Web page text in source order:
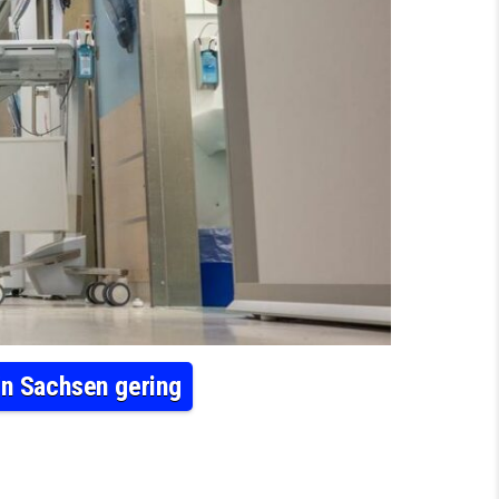
Sachsen gering
VON ÄRZTINNEN IN FÜHRUNGSPOSITIONEN IN SACHSEN GERING